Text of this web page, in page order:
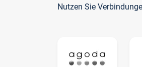
Nutzen Sie